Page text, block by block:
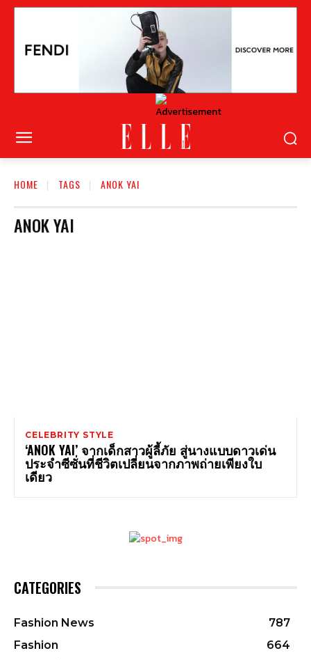
HOME TAGS ANOK YAI
ANOK YAI
CELEBRITY STYLE
‘ANOK YAI’ จากเด็กสาวผู้ลี้ภัย สู่นางแบบดาวเด่น
ประจำซีซั่นที่ชีวิตเปลี่ยนจากภาพถ่ายเพียงใบ
เดียว
CATEGORIES
Fashion News
787
Fashion
664